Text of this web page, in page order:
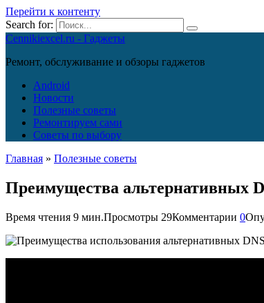
Перейти к контенту
Search for:
Cennikiexcel.ru - Гаджеты
Ремонт, обслуживание и обзоры гаджетов
Android
Новости
Полезные советы
Ремонтируем сами
Советы по выбору
Главная » Полезные советы
Преимущества альтернативных
Время чтения 9 мин.Просмотры 29Комментарии 0